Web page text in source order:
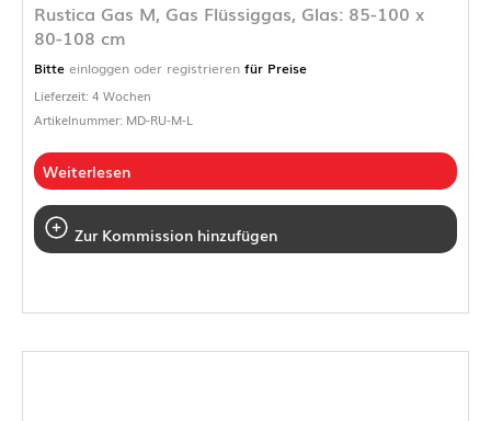
Rustica Gas M, Gas Flüssiggas, Glas: 85-100 x
80-108 cm
Bitte einloggen oder registrieren für Preise
Lieferzeit: 4 Wochen
Artikelnummer: MD-RU-M-L
Weiterlesen
Zur Kommission hinzufügen